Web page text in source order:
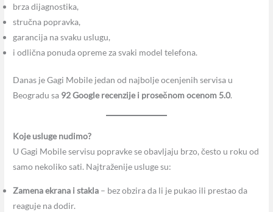
brza dijagnostika,
stručna popravka,
garancija na svaku uslugu,
i odlična ponuda opreme za svaki model telefona.
Danas je Gagi Mobile jedan od najbolje ocenjenih servisa u
Beogradu sa 92 Google recenzije i prosečnom ocenom 5.0.
Koje usluge nudimo?
U Gagi Mobile servisu popravke se obavljaju brzo, često u roku od
samo nekoliko sati. Najtraženije usluge su:
Zamena ekrana i stakla – bez obzira da li je pukao ili prestao da
reaguje na dodir.